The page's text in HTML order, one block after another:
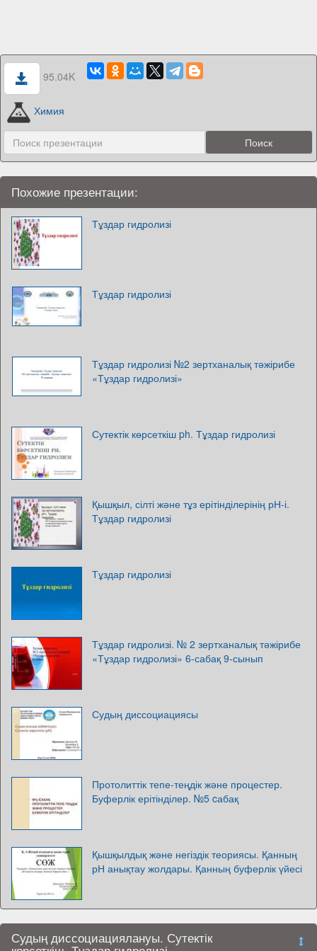
95.04K
Химия
Похожие презентации:
Тұздар гидролизі
Тұздар гидролизі
Тұздар гидролизі №2 зертханалық тәжірибе
«Тұздар гидролизі»
Сутектік көрсеткіш ph. Тұздар гидролизі
Қышқыл, сілті және тұз ерітінділерінің рН-і.
Тұздар гидролизі
Тұздар гидролизі
Тұздар гидролизі. № 2 зертханалық тәжірибе
«Тұздар гидролизі» 6-сабақ 9-сынып
Судың диссоциациясы
Протолиттік тепе-теңдік және процестер.
Буферлік ерітінділер. №5 cабақ
Қышқылдық және негіздік теориясы. Қанның
рН анықтау жолдары. Қанның буферлік үйесі
Судың диссоциациялануы. Сутектік